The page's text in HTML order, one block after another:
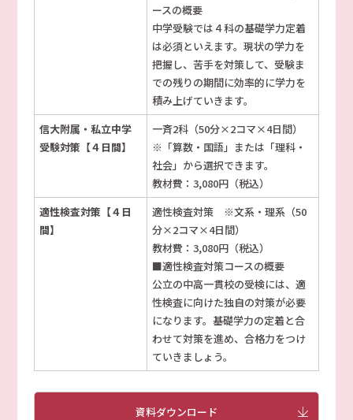
ースの概要
中学受験では４科の基礎学力定着
は必須といえます。現状の学力を
把握し、苦手を対策して、受験ま
での残りの期間に効率的に学力を
積み上げていきます。
信大附属・私立中学
受験対策【４日間】
一斉2科（50分×2コマ×4日間）
※「算数・国語」または「理科・
社会」から選択できます。
教材費：3,080円（税込）
適性検査対策【４日
間】
適性検査対策 ※文系・理系（50
分×2コマ×4日間）
教材費：3,080円（税込）
■適性検査対策コースの概要
公立の中高一貫校の受検には、適
性検査に向けた独自の対策が必要
になります。基礎学力の定着と合
わせて対策を進め、合格力をつけ
ていきましょう。
資料ダウンロード